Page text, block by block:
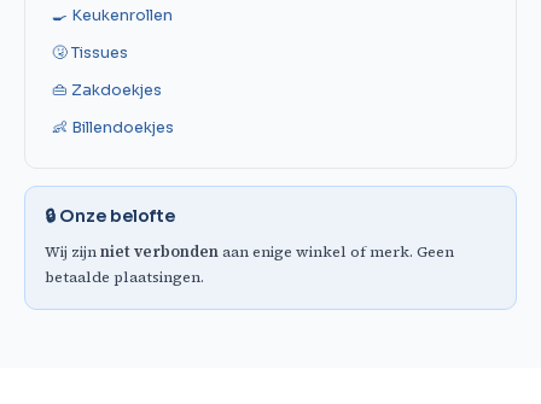
🍳 Keukenrollen
🤧 Tissues
👜 Zakdoekjes
👶 Billendoekjes
🔒 Onze belofte
Wij zijnniet verbondenaan enige winkel of merk. Geen
betaalde plaatsingen.